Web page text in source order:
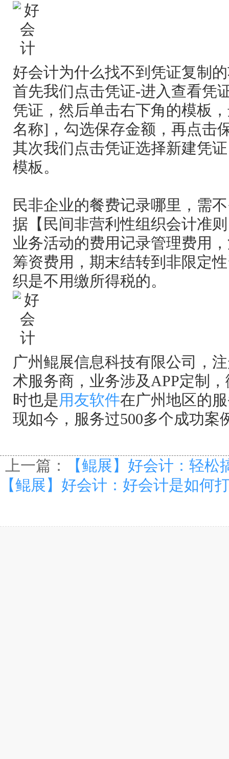
好会计为什么找不到凭证复制
首先我们点击凭证-进入查看凭
凭证，然后单击右下角的模板
名称]，勾选保存金额，再点击
其次我们点击凭证选择新建凭
模板。
民非企业的餐费记录哪里，需
据【民间非营利性组织会计准
业务活动的费用记录管理费用
筹资费用，期末结转到非限定
织是不用缴所得税的。
广州鲲展信息科技有限公司，
术服务商，业务涉及APP定制
时也是用友软件在广州地区的
现如今，服务过500多个成功案
上一篇：
【鲲展】好会计：轻
【鲲展】好会计：好会计是如何